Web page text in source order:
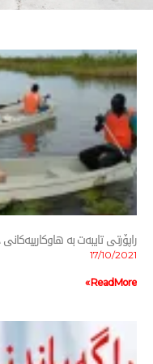
هاوكارییه‌كانی ده‌زگای